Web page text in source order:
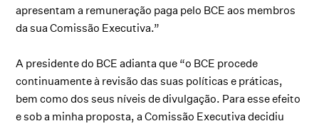
apresentam a remuneração paga pelo BCE aos membros
da sua Comissão Executiva.”
A presidente do BCE adianta que “o BCE procede
continuamente à revisão das suas políticas e práticas,
bem como dos seus níveis de divulgação. Para esse efeito
e sob a minha proposta, a Comissão Executiva decidiu